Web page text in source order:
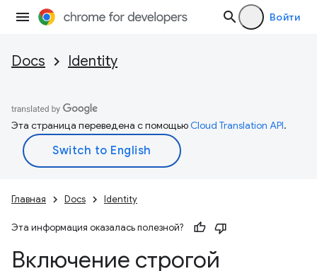
Войти
Docs Identity
Эта страница переведена с помощьюCloud Translation API.
Главная Docs Identity
Эта информация оказалась полезной?
Включение строгой